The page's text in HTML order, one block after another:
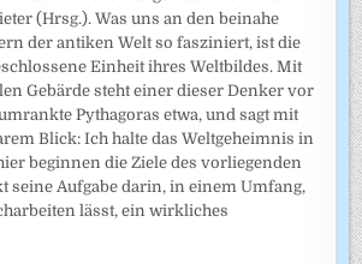
(Hrsg.). Was uns an den beinahe
der antiken Welt so fasziniert, ist die
Einheit ihres Weltbildes. Mit
Gebärde steht einer dieser Denker vor
Pythagoras etwa, und sagt mit
Blick: Ich halte das Weltgeheimnis in
beginnen die Ziele des vorliegenden
seine Aufgabe darin, in einem Umfang,
lässt, ein wirkliches